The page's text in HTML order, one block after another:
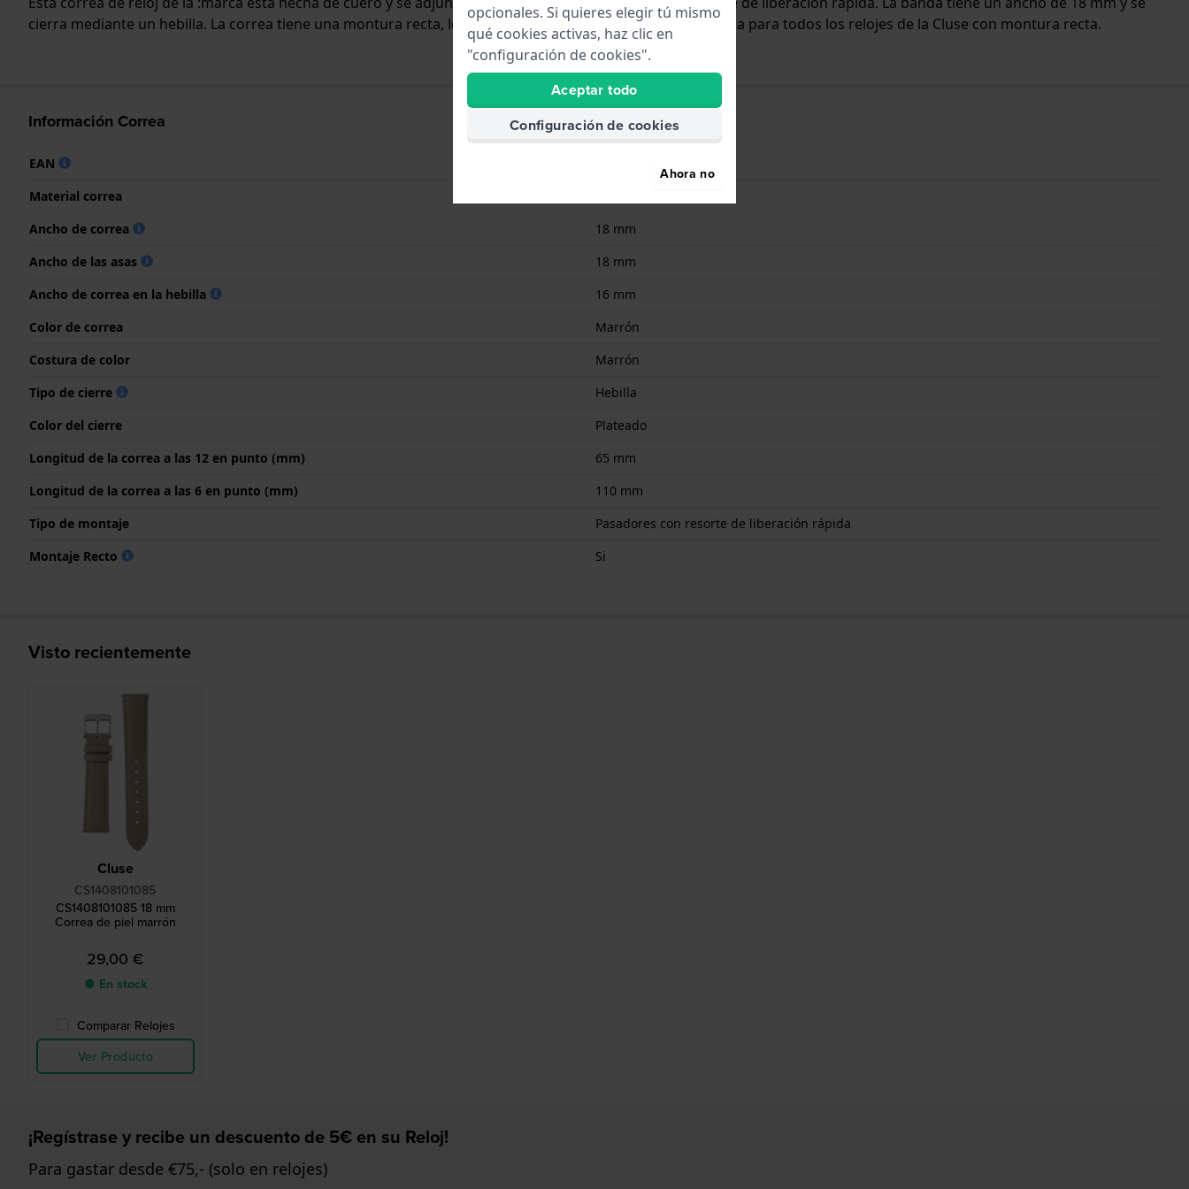
cierra mediante un hebilla. La correa tiene una montura recta, lo que significa que esta correa es adecuada para todos los relojes de la Cluse con montura recta.
Información Correa
EAN
Material correa
Ancho de correa
18 mm
Ancho de las asas
18 mm
Ancho de correa en la hebilla
16 mm
Color de correa
Marrón
Costura de color
Marrón
Tipo de cierre
Hebilla
Color del cierre
Plateado
Longitud de la correa a las 12 en punto (mm)
65 mm
Longitud de la correa a las 6 en punto (mm)
110 mm
Tipo de montaje
Pasadores con resorte de liberación rápida
Montaje Recto
Si
Visto recientemente
Cluse
CS1408101085
CS1408101085 18 mm
Correa de piel marrón
29,00 €
● En stock
Comparar Relojes
Ver Producto
¡Regístrase y recibe un descuento de 5€ en su Reloj!
Para gastar desde €75,- (solo en relojes)
opcionales. Si quieres elegir tú mismo
qué cookies activas, haz clic en
"configuración de cookies".
Aceptar todo
Configuración de cookies
Ahora no